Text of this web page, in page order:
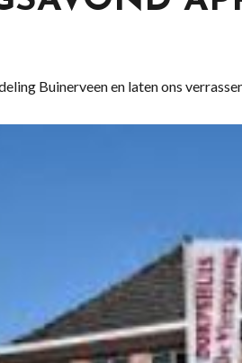
Buinerveen en laten ons